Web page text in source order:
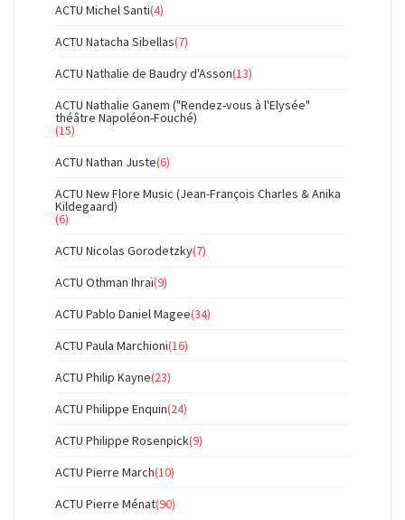
ACTU Michel Santi(4)
ACTU Natacha Sibellas(7)
ACTU Nathalie de Baudry d'Asson(13)
ACTU Nathalie Ganem ("Rendez-vous à l'Elysée"
théâtre Napoléon-Fouché)
(15)
ACTU Nathan Juste(6)
ACTU New Flore Music (Jean-François Charles & Anika
Kildegaard)
(6)
ACTU Nicolas Gorodetzky(7)
ACTU Othman Ihraï(9)
ACTU Pablo Daniel Magee(34)
ACTU Paula Marchioni(16)
ACTU Philip Kayne(23)
ACTU Philippe Enquin(24)
ACTU Philippe Rosenpick(9)
ACTU Pierre March(10)
ACTU Pierre Ménat(90)